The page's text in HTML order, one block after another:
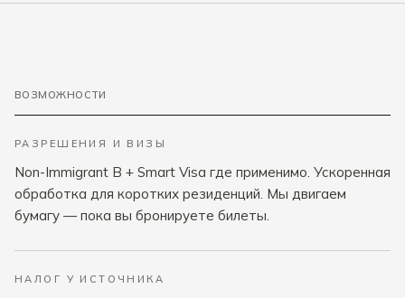
ВОЗМОЖНОСТИ
РАЗРЕШЕНИЯ И ВИЗЫ
Non-Immigrant B + Smart Visa где применимо. Ускоренная
обработка для коротких резиденций. Мы двигаем
бумагу — пока вы бронируете билеты.
НАЛОГ У ИСТОЧНИКА